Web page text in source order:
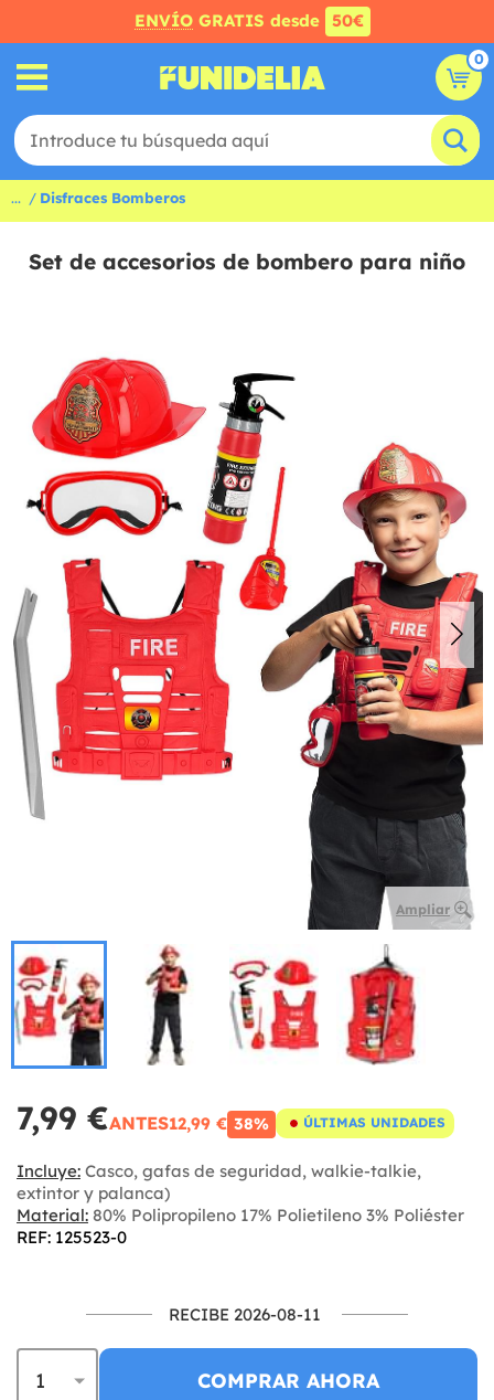
ENVÍO GRATIS desde 50€
0
... Disfraces Bomberos
Set de accesorios de bombero para niño
Ampliar
7,99 €ANTES12,99 € 38% ÚLTIMAS UNIDADES
Incluye: Casco, gafas de seguridad, walkie-talkie,
extintor y palanca)
Material: 80% Polipropileno 17% Polietileno 3% Poliéster
REF: 125523-0
RECIBE 2026-08-11
COMPRAR AHORA